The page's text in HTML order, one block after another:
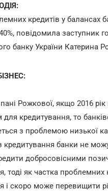
кредитів у балансах
повідомила заступник
банку України Катерина
Рожкової, якщо 2016 рік
кредитування, то
з проблемою низької
кредитування банки не
добросовісними
тоді як частка проблемних
і скоро може перевищити